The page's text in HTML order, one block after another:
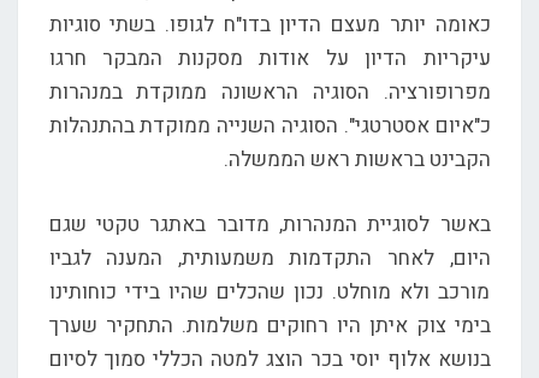
כאומה יותר מעצם הדיון בדו"ח לגופו. בשתי סוגיות
עיקריות הדיון על אודות מסקנות המבקר חרגו
מפרופורציה. הסוגיה הראשונה ממוקדת במנהרות
כ"איום אסטרטגי". הסוגיה השנייה ממוקדת בהתנהלות
הקבינט בראשות ראש הממשלה.
באשר לסוגיית המנהרות, מדובר באתגר טקטי שגם
היום, לאחר התקדמות משמעותית, המענה לגביו
מורכב ולא מוחלט. נכון שהכלים שהיו בידי כוחותינו
בימי צוק איתן היו רחוקים משלמות. התחקיר שערך
בנושא אלוף יוסי בכר הוצג למטה הכללי סמוך לסיום